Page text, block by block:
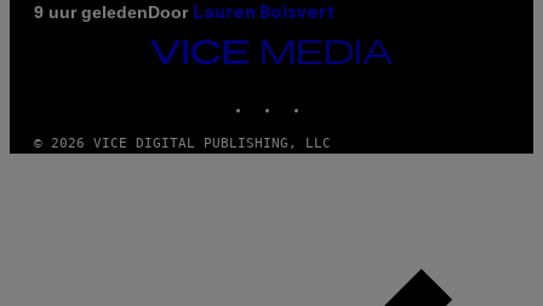
9 uur geledenDoor Lauren Boisvert
VICE
MEDIA
© 2026 VICE DIGITAL PUBLISHING, LLC